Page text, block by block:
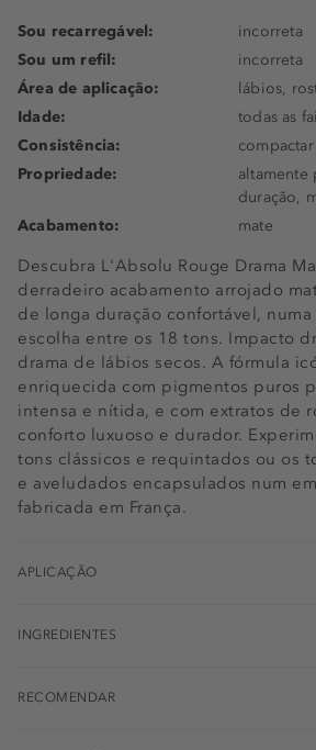
Descubra L'Absolu Rouge Drama
derradeiro acabamento arrojado
de longa duração confortável,
escolha entre os 18 tons. Impacto
drama de lábios secos. A fórmula
enriquecida com pigmentos puros
intensa e nítida, e com extratos de
conforto luxuoso e durador.
tons clássicos e requintados ou os
e aveludados encapsulados num
fabricada em França.
Sou recarregável:
incorreta
Sou um refil:
incorreta
Área de aplicação:
lábios,
Idade:
todas as
Consistência:
compactar
Propriedade:
duração,
Acabamento:
mate
APLICAÇÃO
INGREDIENTES
RECOMENDAR